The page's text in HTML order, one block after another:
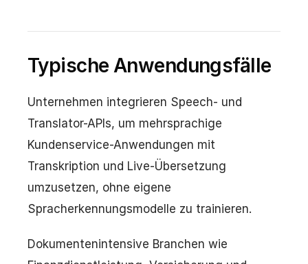
Typische Anwendungsfälle
Unternehmen integrieren Speech- und
Translator-APIs, um mehrsprachige
Kundenservice-Anwendungen mit
Transkription und Live-Übersetzung
umzusetzen, ohne eigene
Spracherkennungsmodelle zu trainieren.
Dokumentenintensive Branchen wie